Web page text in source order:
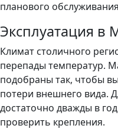
планового
Эксплуатация в
Климат столичного
перепады температур.
подобраны так, чтобы
потери внешнего вида.
достаточно дважды в
проверить крепления.